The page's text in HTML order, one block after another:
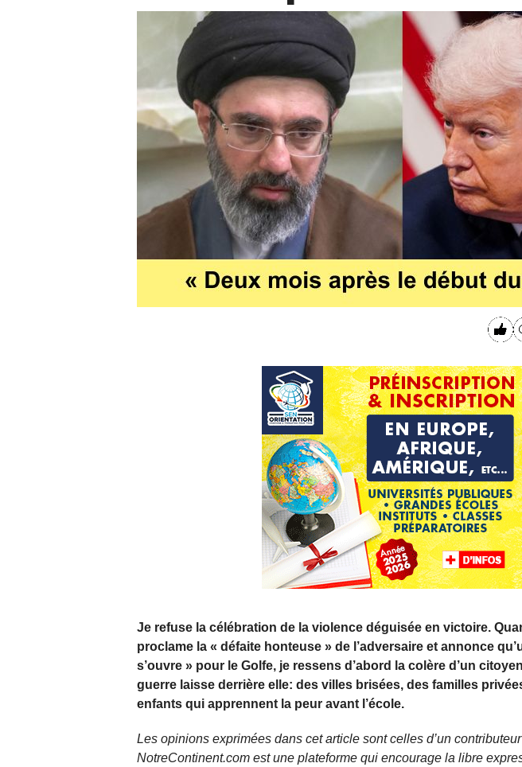
Je refuse la célébration de la violence déguisée en victoire.
proclame la « défaite honteuse » de l’adversaire et annonce
s’ouvre » pour le Golfe, je ressens d’abord la colère d’un
guerre laisse derrière elle: des villes brisées, des familles
enfants qui apprennent la peur avant l’école.
Les opinions exprimées dans cet article sont celles d’un
NotreContinent.com est une plateforme qui encourage la libre